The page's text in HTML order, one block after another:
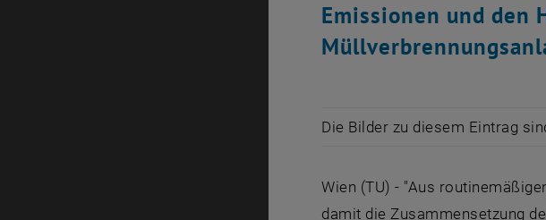
Emissionen und den
Die Bilder zu diesem Eintrag
Wien (TU) - "Aus
damit die Zusammensetzung